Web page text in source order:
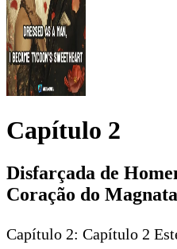
Capítulo 2
Disfarçada de
Coração do Magnata
Capítulo 2: Capítulo 2